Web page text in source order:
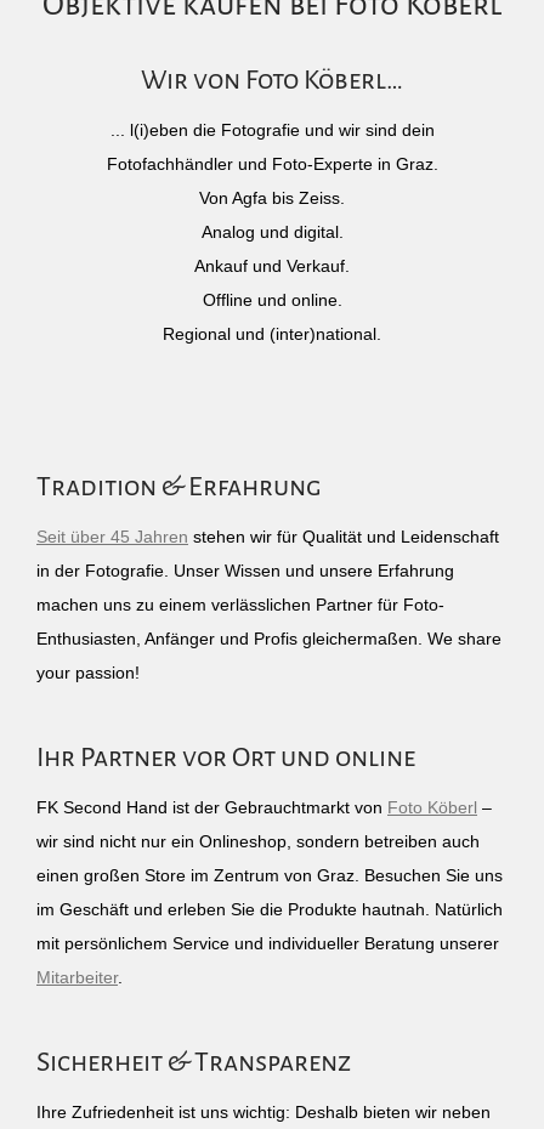
Wir von Foto Köberl…
... l(i)eben die Fotografie und wir sind dein
Fotofachhändler und Foto-Experte in Graz.
Von Agfa bis Zeiss.
Analog und digital.
Ankauf und Verkauf.
Offline und online.
Regional und (inter)national.
Tradition & Erfahrung
Seit über 45 Jahren stehen wir für Qualität und Leidenschaft
in der Fotografie. Unser Wissen und unsere Erfahrung
machen uns zu einem verlässlichen Partner für Foto-
Enthusiasten, Anfänger und Profis gleichermaßen. We share
your passion!
Ihr Partner vor Ort und online
FK Second Hand ist der Gebrauchtmarkt von Foto Köberl –
wir sind nicht nur ein Onlineshop, sondern betreiben auch
einen großen Store im Zentrum von Graz. Besuchen Sie uns
im Geschäft und erleben Sie die Produkte hautnah. Natürlich
mit persönlichem Service und individueller Beratung unserer
Mitarbeiter.
Sicherheit & Transparenz
Ihre Zufriedenheit ist uns wichtig: Deshalb bieten wir neben